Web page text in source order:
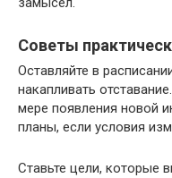
Советы
Оставляйте в
накапливать
мере появления новой
планы, если условия
Ставьте цели, которые